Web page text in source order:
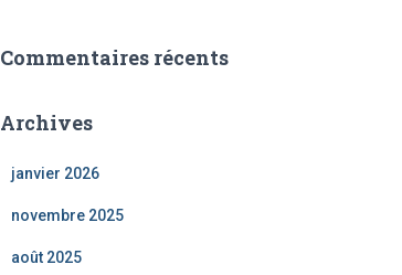
Commentaires récents
Archives
janvier 2026
novembre 2025
août 2025